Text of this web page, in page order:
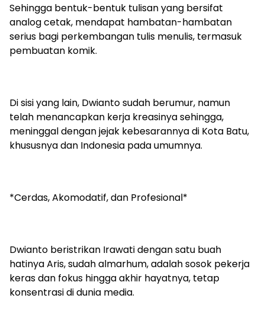
Sehingga bentuk-bentuk tulisan yang bersifat
analog cetak, mendapat hambatan-hambatan
serius bagi perkembangan tulis menulis, termasuk
pembuatan komik.
Di sisi yang lain, Dwianto sudah berumur, namun
telah menancapkan kerja kreasinya sehingga,
meninggal dengan jejak kebesarannya di Kota Batu,
khususnya dan Indonesia pada umumnya.
*Cerdas, Akomodatif, dan Profesional*
Dwianto beristrikan Irawati dengan satu buah
hatinya Aris, sudah almarhum, adalah sosok pekerja
keras dan fokus hingga akhir hayatnya, tetap
konsentrasi di dunia media.